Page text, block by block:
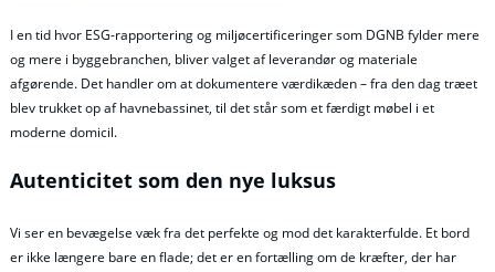
I en tid hvor ESG-rapportering og miljøcertificeringer som DGNB fylder mere
og mere i byggebranchen, bliver valget af leverandør og materiale
afgørende. Det handler om at dokumentere værdikæden – fra den dag træet
blev trukket op af havnebassinet, til det står som et færdigt møbel i et
moderne domicil.
Autenticitet som den nye luksus
Vi ser en bevægelse væk fra det perfekte og mod det karakterfulde. Et bord
er ikke længere bare en flade; det er en fortælling om de kræfter, der har